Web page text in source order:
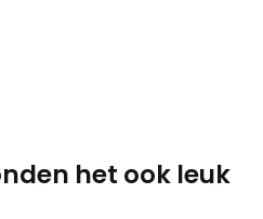
het ook leuk